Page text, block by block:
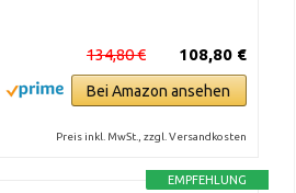
108,80 €
134,80 €
Bei Amazon ansehen
Preis inkl. MwSt., zzgl. Versandkosten
EMPFEHLUNG